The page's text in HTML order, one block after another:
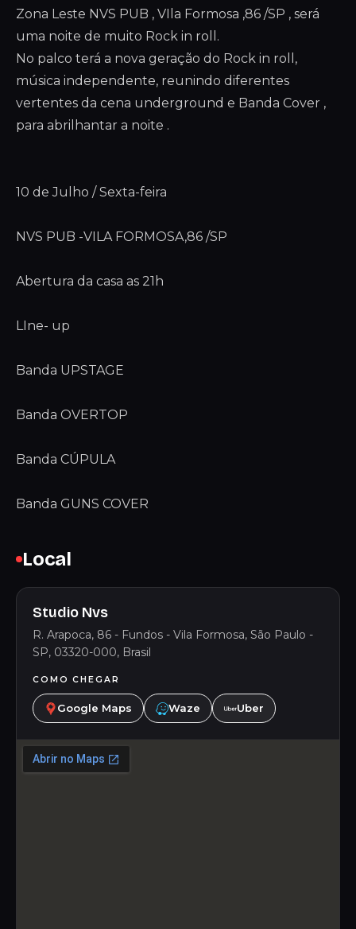
Zona Leste NVS PUB , VIla Formosa ,86 /SP , será
uma noite de muito Rock in roll.
No palco terá a nova geração do Rock in roll,
música independente, reunindo diferentes
vertentes da cena underground e Banda Cover ,
para abrilhantar a noite .
10 de Julho / Sexta-feira
NVS PUB -VILA FORMOSA,86 /SP
Abertura da casa as 21h
LIne- up
Banda UPSTAGE
Banda OVERTOP
Banda CÚPULA
Banda GUNS COVER
Local
Studio Nvs
R. Arapoca, 86 - Fundos - Vila Formosa, São Paulo -
SP, 03320-000, Brasil
COMO CHEGAR
Google Maps Waze Uber